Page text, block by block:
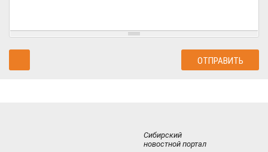
Сибирский
новостной портал